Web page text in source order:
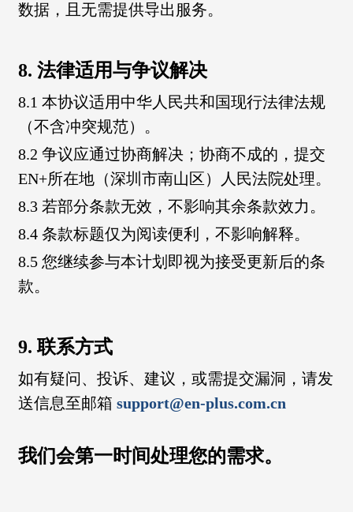
数据，且无需提供导出服务。
8. 法律适用与争议解决
8.1 本协议适用中华人民共和国现行法律法规
（不含冲突规范）。
8.2 争议应通过协商解决；协商不成的，提交
EN+所在地（深圳市南山区）人民法院处理。
8.3 若部分条款无效，不影响其余条款效力。
8.4 条款标题仅为阅读便利，不影响解释。
8.5 您继续参与本计划即视为接受更新后的条
款。
9. 联系方式
如有疑问、投诉、建议，或需提交漏洞，请发
送信息至邮箱 support@en-plus.com.cn
我们会第一时间处理您的需求。